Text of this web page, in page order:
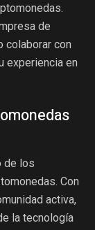
de
colaborar con
experiencia en
de los
Con
activa,
la tecnología